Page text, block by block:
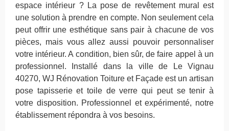
espace intérieur ? La pose de revêtement mural est
une solution à prendre en compte. Non seulement cela
peut offrir une esthétique sans pair à chacune de vos
pièces, mais vous allez aussi pouvoir personnaliser
votre intérieur. A condition, bien sûr, de faire appel à un
professionnel. Installé dans la ville de Le Vignau
40270, WJ Rénovation Toiture et Façade est un artisan
pose tapisserie et toile de verre qui peut se tenir à
votre disposition. Professionnel et expérimenté, notre
établissement répondra à vos besoins.